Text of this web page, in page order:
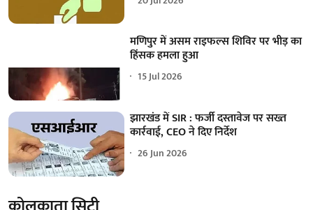
मणिपुर में असम राइफल्स शिविर पर भीड़ का
हिंसक हमला हुआ
15 Jul 2026
झारखंड में SIR : फर्जी दस्तावेज पर सख्त
कार्रवाई, CEO ने दिए निर्देश
26 Jun 2026